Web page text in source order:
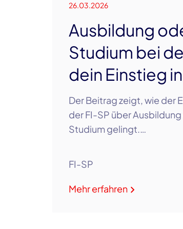
26.03.2026
Ausbildung
Studium bei
dein Einstieg
Der Beitrag zeigt, wie der
der FI-SP über
Studium gelingt.…
FI-SP
Mehr erfahren